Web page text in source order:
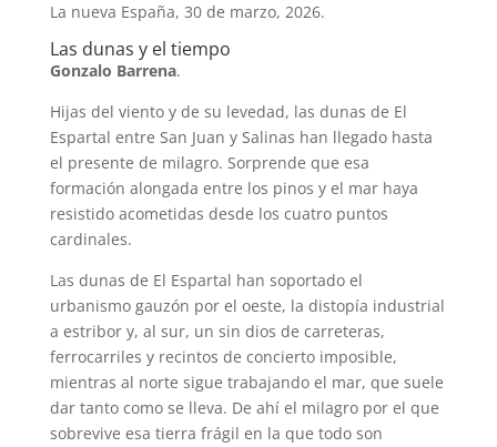
La nueva España, 30 de marzo, 2026.
Las dunas y el tiempo
Gonzalo Barrena.
Hijas del viento y de su levedad, las dunas de El
Espartal entre San Juan y Salinas han llegado hasta
el presente de milagro. Sorprende que esa
formación alongada entre los pinos y el mar haya
resistido acometidas desde los cuatro puntos
cardinales.
Las dunas de El Espartal han soportado el
urbanismo gauzón por el oeste, la distopía industrial
a estribor y, al sur, un sin dios de carreteras,
ferrocarriles y recintos de concierto imposible,
mientras al norte sigue trabajando el mar, que suele
dar tanto como se lleva. De ahí el milagro por el que
sobrevive esa tierra frágil en la que todo son